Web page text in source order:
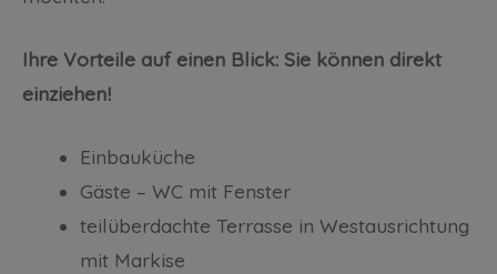
Ihre Vorteile auf einen Blick: Sie können direkt
einziehen!
Einbauküche
Gäste – WC mit Fenster
teilüberdachte Terrasse in Westausrichtung
mit Markise